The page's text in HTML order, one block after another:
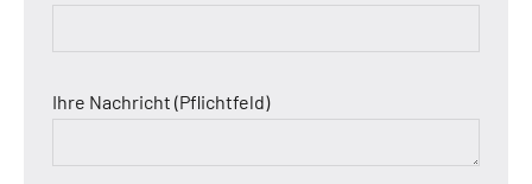
Ihre Nachricht (Pflichtfeld)